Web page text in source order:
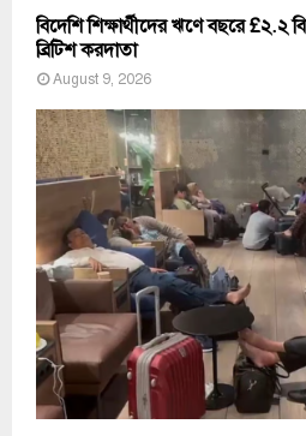
বিদেশি শিক্ষার্থীদের ঋণে বছরে £২.২
ব্রিটিশ করদাতা
August 9, 2026